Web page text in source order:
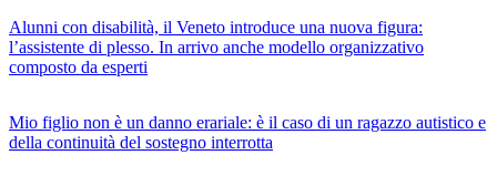
Alunni con disabilità, il Veneto introduce una nuova figura:
l’assistente di plesso. In arrivo anche modello organizzativo
composto da esperti
Mio figlio non è un danno erariale: è il caso di un ragazzo autistico e
della continuità del sostegno interrotta